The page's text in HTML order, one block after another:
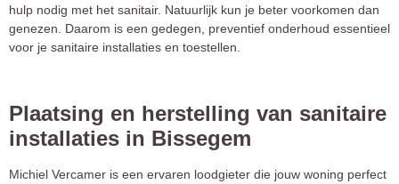
hulp nodig met het sanitair. Natuurlijk kun je beter voorkomen dan
genezen. Daarom is een gedegen, preventief onderhoud essentieel
voor je sanitaire installaties en toestellen.
Plaatsing en herstelling van sanitaire
installaties in Bissegem
Michiel Vercamer is een ervaren loodgieter die jouw woning perfect